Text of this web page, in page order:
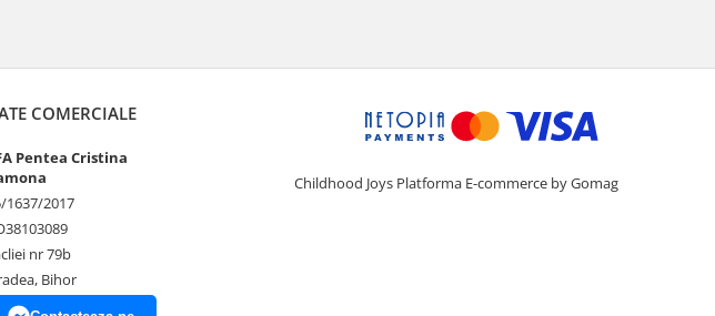
COMERCIALE
Pentea Cristina
1637/2017
nr 79b
Bihor
Childhood Joys Platforma E-commerce by Gomag